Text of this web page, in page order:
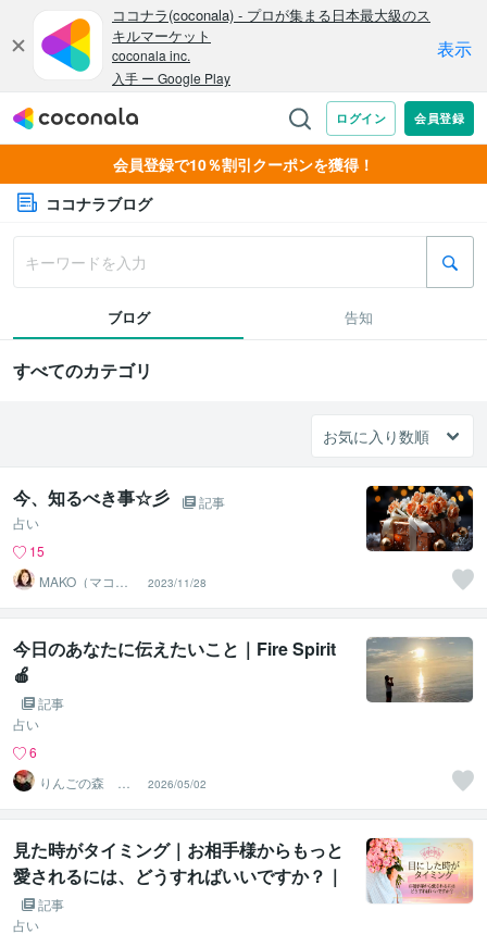
会員登録で10％割引クーポンを獲得！
ココナラブログ
ブログ 告知
すべてのカテゴリ
今、知るべき事☆彡
記事
占い
15
MAKO（マコ）
占い♡心寄り添
うヒーラー
2023/11/28
今日のあなたに伝えたいこと｜Fire Spirit
🍎
記事
占い
6
りんごの森 心
麗
2026/05/02
見た時がタイミング｜お相手様からもっと
愛されるには、どうすればいいですか？｜
タロットカードで占いました001
記事
占い